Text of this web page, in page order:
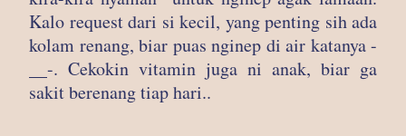
Kalo request dari si kecil, yang penting sih ada
kolam renang, biar puas nginep di air katanya -
__-. Cekokin vitamin juga ni anak, biar ga
sakit berenang tiap hari..